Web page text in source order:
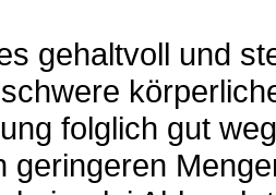
gehaltvoll und
folglich gut
geringeren